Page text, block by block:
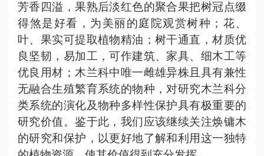
芳香四溢，果熟后淡红色的聚合果把树冠点缀
得煞是好看，为美丽的庭院观赏树种；花、
叶、果实可提取植物精油；树干通直，材质优
良坚韧，易加工，可作建筑、家具、细木工等
优良用材；木兰科中唯一雌雄异株且具有兼性
无融合生殖繁育系统的物种，对研究木兰科分
类系统的演化及物种多样性保护具有极重要的
研究价值。鉴于此，我们应该继续关注焕镛木
的研究和保护，以更好地了解和利用这一独特